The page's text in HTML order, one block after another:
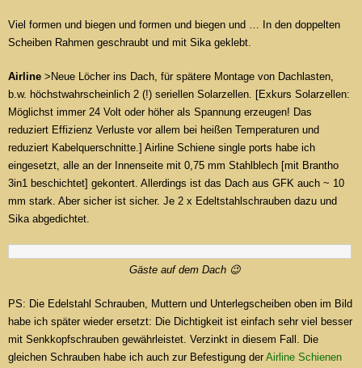
Viel formen und biegen und formen und biegen und … In den doppelten
Scheiben Rahmen geschraubt und mit Sika geklebt.
Airline >Neue Löcher ins Dach, für spätere Montage von Dachlasten,
b.w. höchstwahrscheinlich 2 (!) seriellen Solarzellen. [Exkurs Solarzellen:
Möglichst immer 24 Volt oder höher als Spannung erzeugen! Das
reduziert Effizienz Verluste vor allem bei heißen Temperaturen und
reduziert Kabelquerschnitte.] Airline Schiene single ports habe ich
eingesetzt, alle an der Innenseite mit 0,75 mm Stahlblech [mit Brantho
3in1 beschichtet] gekontert. Allerdings ist das Dach aus GFK auch ~ 10
mm stark. Aber sicher ist sicher. Je 2 x Edeltstahlschrauben dazu und
Sika abgedichtet.
Gäste auf dem Dach 😉
PS: Die Edelstahl Schrauben, Muttern und Unterlegscheiben oben im Bild
habe ich später wieder ersetzt: Die Dichtigkeit ist einfach sehr viel besser
mit Senkkopfschrauben gewährleistet. Verzinkt in diesem Fall. Die
gleichen Schrauben habe ich auch zur Befestigung der Airline Schienen